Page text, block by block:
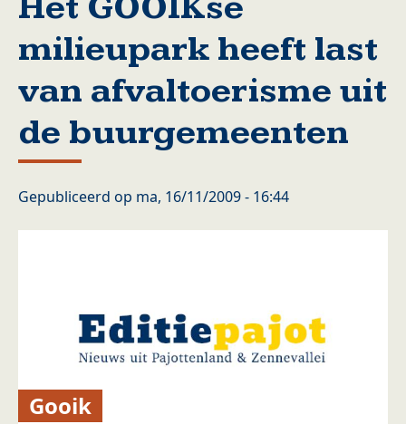
milieupark heeft last
van afvaltoerisme uit
de buurgemeenten
Gepubliceerd op ma, 16/11/2009 - 16:44
Gooik